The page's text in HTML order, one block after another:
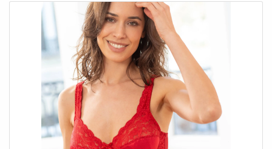
Petit noeud à l'entre-sein• Bas bonnets en maille satinée,
doublés• Côtés et basque en dentelle• Bretelles réglables
au dos• Double ou triple agrafage dos selon les tailles, 3
positions Blancheporte s’engage• Ce produit est labellisé
OEKO-TEX® STANDARD 100 (n° CQ 1216/3 IFTH). Ce label
contribue à une sécurité du produit élevée, avec des
critères de test stricts, au-delà des exigences
réglementaires en vigueur sur le plan national et
européen.Photos retouchées.